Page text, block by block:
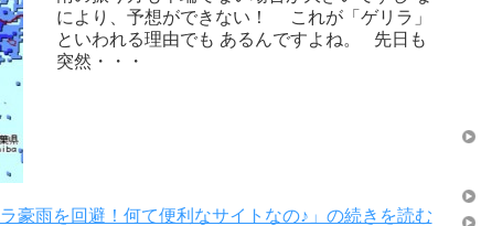
により、予想ができない！ これが「ゲリラ」
といわれる理由でも あるんですよね。 先日も
突然・・・
豪雨を回避！何て便利なサイトなの♪」の続きを読む